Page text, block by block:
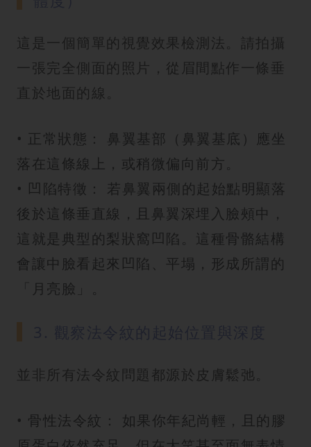
這是一個簡單的視覺效果檢測法。請拍攝
一張完全側面的照片，從眉間點作一條垂
直於地面的線。
• 正常狀態： 鼻翼基部（鼻翼基底）應坐
落在這條線上，或稍微偏向前方。
• 凹陷特徵： 若鼻翼兩側的起始點明顯落
後於這條垂直線，且鼻翼深埋入臉頰中，
這就是典型的梨狀窩凹陷。這種骨骼結構
會讓中臉看起來凹陷、平塌，形成所謂的
「月亮臉」。
並非所有法令紋問題都源於皮膚鬆弛。
• 骨性法令紋： 如果你年紀尚輕，且的膠